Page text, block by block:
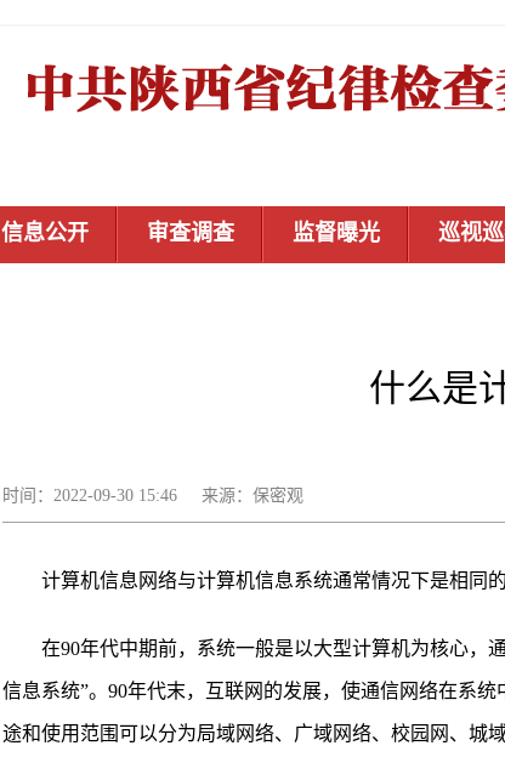
信息公开 审查调查 监督曝光 巡视
什么是
时间：2022-09-30 15:46 来源：保密观
计算机信息网络与计算机信息系统通常情况下是相同
在90年代中期前，系统一般是以大型计算机为核心，
信息系统”。90年代末，互联网的发展，使通信网络在系
途和使用范围可以分为局域网络、广域网络、校园网、城